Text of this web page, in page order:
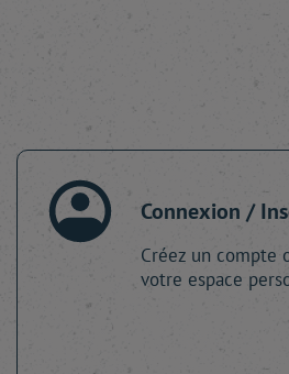
Connexion /
Créez un compte
votre espace